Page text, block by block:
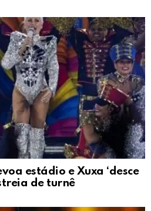
estádio e Xuxa ‘desce
de turnê